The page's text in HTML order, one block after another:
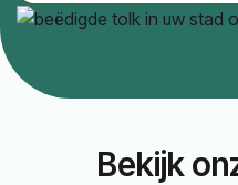
Bekijk